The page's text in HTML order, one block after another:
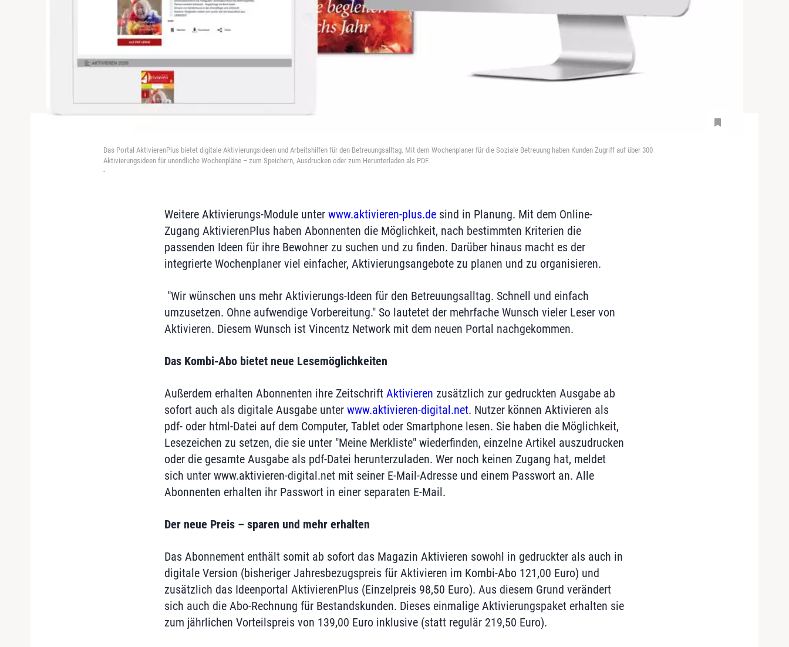
Das Portal AktivierenPlus bietet digitale Aktivierungsideen und Arbeitshilfen für den Betreuungsalltag. Mit dem Wochenplaner für die Soziale Betreuung haben Kunden Zugriff auf über 300
Aktivierungsideen für unendliche Wochenpläne – zum Speichern, Ausdrucken oder zum Herunterladen als PDF.
-
Weitere Aktivierungs-Module unter www.aktivieren-plus.desind in Planung. Mit dem Online-
Zugang AktivierenPlus haben Abonnenten die Möglichkeit, nach bestimmten Kriterien die
passenden Ideen für ihre Bewohner zu suchen und zu finden. Darüber hinaus macht es der
integrierte Wochenplaner viel einfacher, Aktivierungsangebote zu planen und zu organisieren.
"Wir wünschen uns mehr Aktivierungs-Ideen für den Betreuungsalltag. Schnell und einfach
umzusetzen. Ohne aufwendige Vorbereitung." So lautetet der mehrfache Wunsch vieler Leser von
Aktivieren. Diesem Wunsch ist Vincentz Network mit dem neuen Portal nachgekommen.
Das Kombi-Abo bietet neue Lesemöglichkeiten
Außerdem erhalten Abonnenten ihre Zeitschrift Aktivieren zusätzlich zur gedruckten Ausgabe ab
sofort auch als digitale Ausgabe unter www.aktivieren-digital.net. Nutzer können Aktivieren als
pdf- oder html-Datei auf dem Computer, Tablet oder Smartphone lesen. Sie haben die Möglichkeit,
Lesezeichen zu setzen, die sie unter "Meine Merkliste" wiederfinden, einzelne Artikel auszudrucken
oder die gesamte Ausgabe als pdf-Datei herunterzuladen. Wer noch keinen Zugang hat, meldet
sich unter www.aktivieren-digital.net mit seiner E-Mail-Adresse und einem Passwort an. Alle
Abonnenten erhalten ihr Passwort in einer separaten E-Mail.
Der neue Preis – sparen und mehr erhalten
Das Abonnement enthält somit ab sofort das Magazin Aktivieren sowohl in gedruckter als auch in
digitale Version (bisheriger Jahresbezugspreis für Aktivieren im Kombi-Abo 121,00 Euro) und
zusätzlich das Ideenportal AktivierenPlus (Einzelpreis 98,50 Euro). Aus diesem Grund verändert
sich auch die Abo-Rechnung für Bestandskunden. Dieses einmalige Aktivierungspaket erhalten sie
zum jährlichen Vorteilspreis von 139,00 Euro inklusive (statt regulär 219,50 Euro).